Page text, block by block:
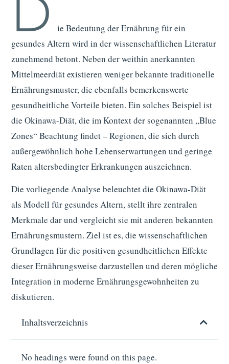
ie Bedeutung der Ernährung für ein
gesundes Altern wird in der wissenschaftlichen Literatur
zunehmend betont. Neben der weithin anerkannten
Mittelmeerdiät existieren weniger bekannte traditionelle
Ernährungsmuster, die ebenfalls bemerkenswerte
gesundheitliche Vorteile bieten. Ein solches Beispiel ist
die Okinawa-Diät, die im Kontext der sogenannten „Blue
Zones“ Beachtung findet – Regionen, die sich durch
außergewöhnlich hohe Lebenserwartungen und geringe
Raten altersbedingter Erkrankungen auszeichnen.
Die vorliegende Analyse beleuchtet die Okinawa-Diät
als Modell für gesundes Altern, stellt ihre zentralen
Merkmale dar und vergleicht sie mit anderen bekannten
Ernährungsmustern. Ziel ist es, die wissenschaftlichen
Grundlagen für die positiven gesundheitlichen Effekte
dieser Ernährungsweise darzustellen und deren mögliche
Integration in moderne Ernährungsgewohnheiten zu
diskutieren.
Inhaltsverzeichnis
No headings were found on this page.